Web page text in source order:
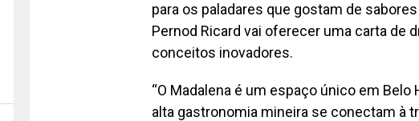
para os paladares que gostam de
Pernod Ricard vai oferecer uma carta de
conceitos inovadores.
“O Madalena é um espaço único em Belo
alta gastronomia mineira se conectam à